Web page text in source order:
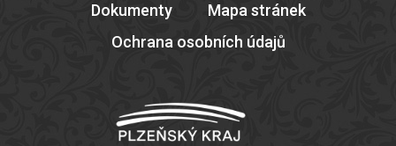
Dokumenty
Mapa stránek
Ochrana osobních údajů